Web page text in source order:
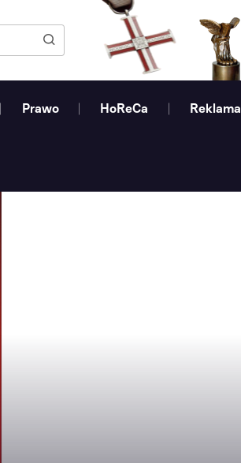
Prawo HoReCa Reklama